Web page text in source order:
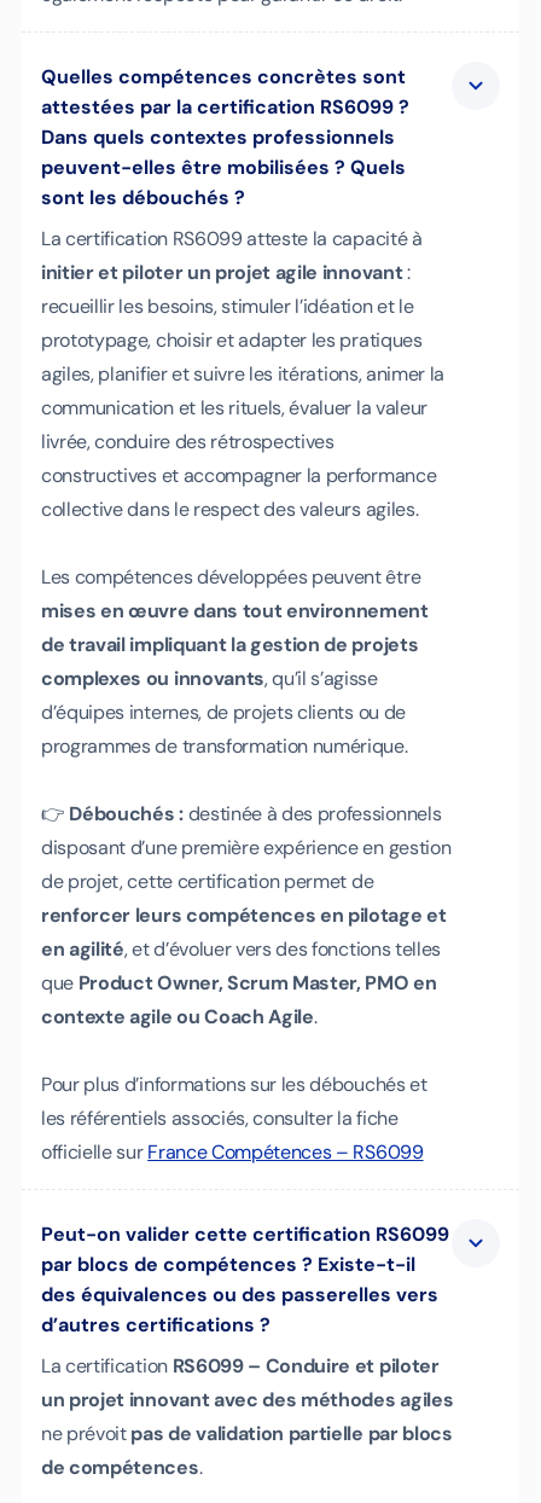
Quelles compétences concrètes sont
attestées par la certification RS6099 ?
Dans quels contextes professionnels
peuvent-elles être mobilisées ? Quels
sont les débouchés ?
La certification RS6099 atteste la capacité à
initier et piloter un projet agile innovant:
recueillir les besoins, stimuler l’idéation et le
prototypage, choisir et adapter les pratiques
agiles, planifier et suivre les itérations, animer la
communication et les rituels, évaluer la valeur
livrée, conduire des rétrospectives
constructives et accompagner la performance
collective dans le respect des valeurs agiles.
Les compétences développées peuvent être
mises en œuvre dans tout environnement
de travail impliquant la gestion de projets
complexes ou innovants, qu’il s’agisse
d’équipes internes, de projets clients ou de
programmes de transformation numérique.
👉 Débouchés :destinée à des professionnels
disposant d’une première expérience en gestion
de projet, cette certification permet de
renforcer leurs compétences en pilotage et
en agilité, et d’évoluer vers des fonctions telles
que Product Owner, Scrum Master, PMO en
contexte agile ou Coach Agile.
Pour plus d’informations sur les débouchés et
les référentiels associés, consulter la fiche
officielle surFrance Compétences – RS6099
Peut-on valider cette certification RS6099
par blocs de compétences ? Existe-t-il
des équivalences ou des passerelles vers
d’autres certifications ?
La certification RS6099 – Conduire et piloter
un projet innovant avec des méthodes agiles
ne prévoitpas de validation partielle par blocs
de compétences.